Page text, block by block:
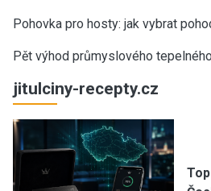
Pohovka pro hosty: jak vybrat
Pět výhod průmyslového
jitulciny-recepty.cz